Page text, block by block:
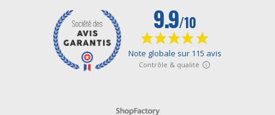
Boutique en ligne créés avec le logiciel eCommerce ShopFactory